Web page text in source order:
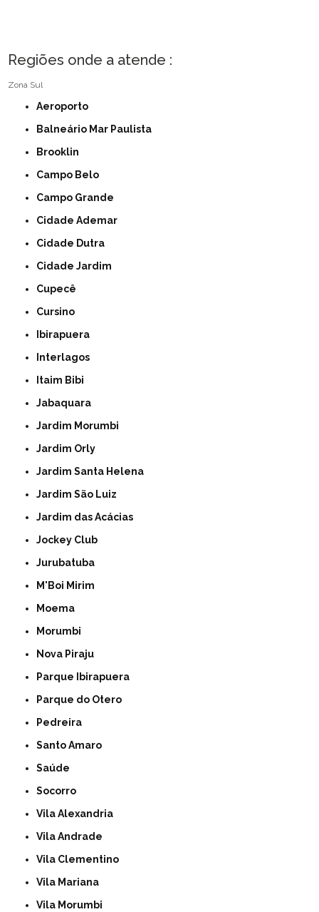
Regiões onde a atende :
Zona Sul
Aeroporto
Balneário Mar Paulista
Brooklin
Campo Belo
Campo Grande
Cidade Ademar
Cidade Dutra
Cidade Jardim
Cupecê
Cursino
Ibirapuera
Interlagos
Itaim Bibi
Jabaquara
Jardim Morumbi
Jardim Orly
Jardim Santa Helena
Jardim São Luiz
Jardim das Acácias
Jockey Club
Jurubatuba
M'Boi Mirim
Moema
Morumbi
Nova Piraju
Parque Ibirapuera
Parque do Otero
Pedreira
Santo Amaro
Saúde
Socorro
Vila Alexandria
Vila Andrade
Vila Clementino
Vila Mariana
Vila Morumbi